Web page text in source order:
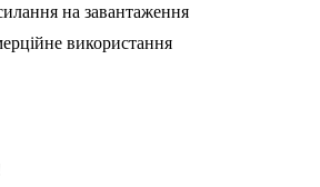
на завантаження
використання